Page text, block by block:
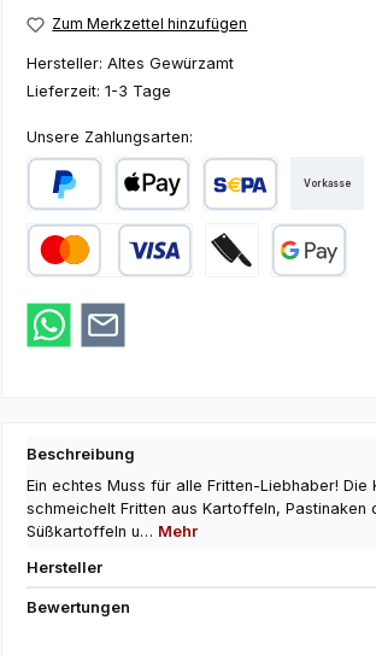
Zum Merkzettel hinzufügen
Hersteller: Altes Gewürzamt
Lieferzeit: 1-3 Tage
Unsere Zahlungsarten:
PayPal Apple Pay SEPA Lastschrift
Vorkasse
Beschreibung
Ein echtes Muss für alle Fritten-Liebhaber! Die
schmeichelt Fritten aus Kartoffeln, Pastinaken
Süßkartoffeln u… Mehr
Hersteller
Bewertungen